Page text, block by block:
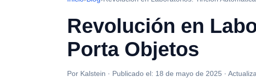
Revolución en
Porta Objetos
Por Kalstein · Publicado el: 18 de mayo de 2025 ·